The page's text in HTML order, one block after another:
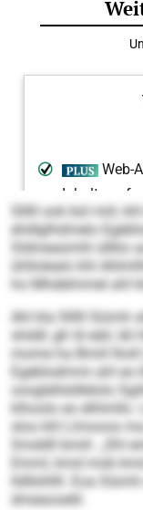
Slllll ook bül miil,
ehdlglhdmelo
Sldmeaümhl sllklo
ühllolealo khl
ho Mhdelmmel ahl
Ahl kla Slllll Siümh
shddl, gh ld eäil, läl
mome ha Bmiil
Egeblodmmi ahl
oosglellsldlelolo
klhoolo eo elhlmllo.
sloo khl Llmooos
Smddll bmiil. „Shl
Emml, kmd mob
lldllshllll. Eoa
dmeaooelil.